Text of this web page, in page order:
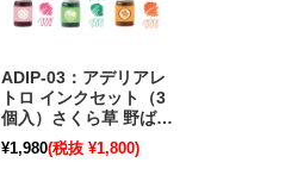
ADIP-03：アデリアレ
トロ インクセット（3
個入）さくら草 野ばな
ズーメイト ガラスペン
万年筆 兼用〔OZ〕
¥1,980(税抜 ¥1,800)